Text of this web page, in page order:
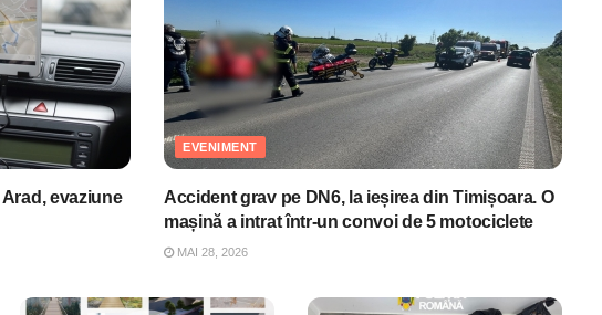
evaziune
EVENIMENT
Accident grav pe DN6, la ieșirea din Timișoara. O
mașină a intrat într-un convoi de 5 motociclete
MAI 28, 2026